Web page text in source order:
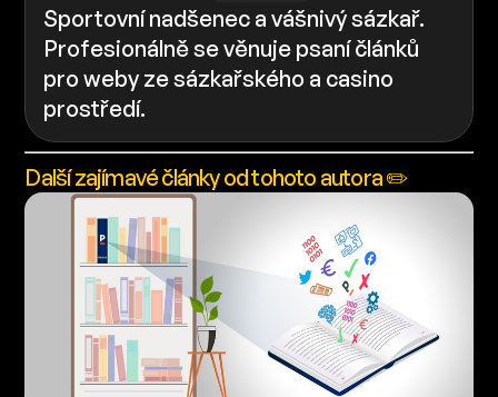
Sportovní nadšenec a vášnivý sázkař.
Profesionálně se věnuje psaní článků
pro weby ze sázkařského a casino
prostředí.
Další zajímavé články od tohoto autora ✏️